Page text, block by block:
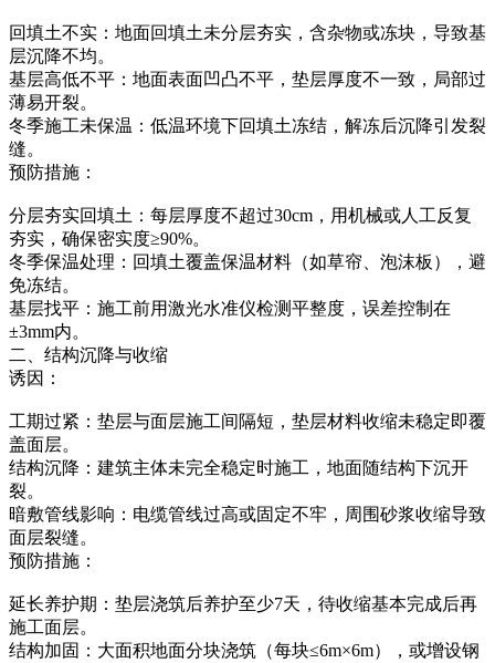
回填土不实：地面回填土未分层夯实，含杂物或冻块，导致基
层沉降不均。
基层高低不平：地面表面凹凸不平，垫层厚度不一致，局部过
薄易开裂。
冬季施工未保温：低温环境下回填土冻结，解冻后沉降引发裂
缝。
预防措施：
分层夯实回填土：每层厚度不超过30cm，用机械或人工反复
夯实，确保密实度≥90%。
冬季保温处理：回填土覆盖保温材料（如草帘、泡沫板），避
免冻结。
基层找平：施工前用激光水准仪检测平整度，误差控制在
±3mm内。
二、结构沉降与收缩
诱因：
工期过紧：垫层与面层施工间隔短，垫层材料收缩未稳定即覆
盖面层。
结构沉降：建筑主体未完全稳定时施工，地面随结构下沉开
裂。
暗敷管线影响：电缆管线过高或固定不牢，周围砂浆收缩导致
面层裂缝。
预防措施：
延长养护期：垫层浇筑后养护至少7天，待收缩基本完成后再
施工面层。
结构加固：大面积地面分块浇筑（每块≤6m×6m），或增设钢